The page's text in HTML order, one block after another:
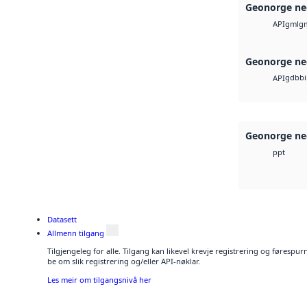
Geonorge
APIgml
Geonorge
APIgdb
Geonorge
ppt
Datasett
Allmenn tilgang
Tilgjengeleg for alle. Tilgang kan likevel krevje registrering og
be om slik registrering og/eller API-nøklar.
Les meir om tilgangsnivå her